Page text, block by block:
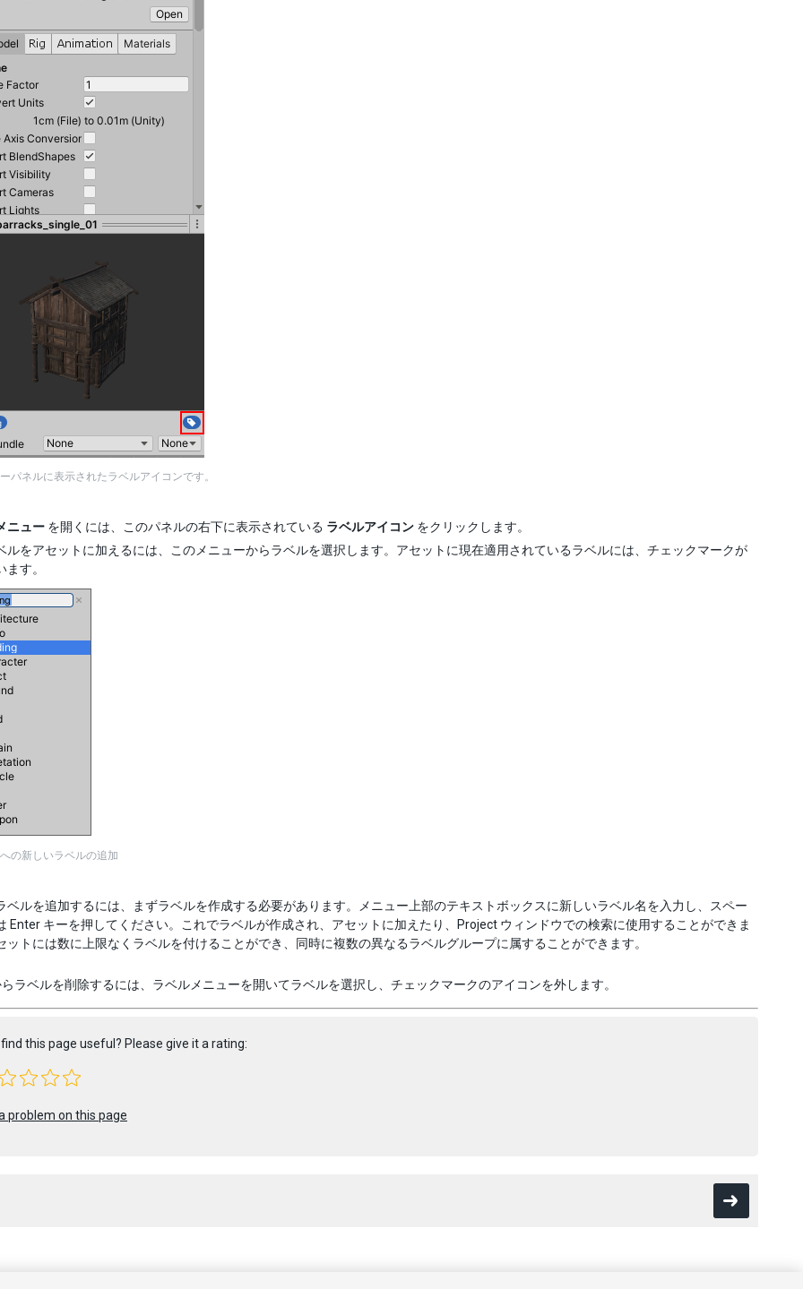
パネルに表示されたラベルアイコンです。
ニュー を開くには、このパネルの右下に表示されている ラベルアイコン をクリックします。
ルをアセットに加えるには、このメニューからラベルを選択します。アセットに現在適用されているラベルには、チェックマークが
ます。
の新しいラベルの追加
ベルを追加するには、まずラベルを作成する必要があります。メニュー上部のテキストボックスに新しいラベル名を入力し、スペー
Enter キーを押してください。これでラベルが作成され、アセットに加えたり、Project ウィンドウでの検索に使用することができま
ットには数に上限なくラベルを付けることができ、同時に複数の異なるラベルグループに属することができます。
ラベルを削除するには、ラベルメニューを開いてラベルを選択し、チェックマークのアイコンを外します。
this page useful? Please give it a rating:
problem on this page